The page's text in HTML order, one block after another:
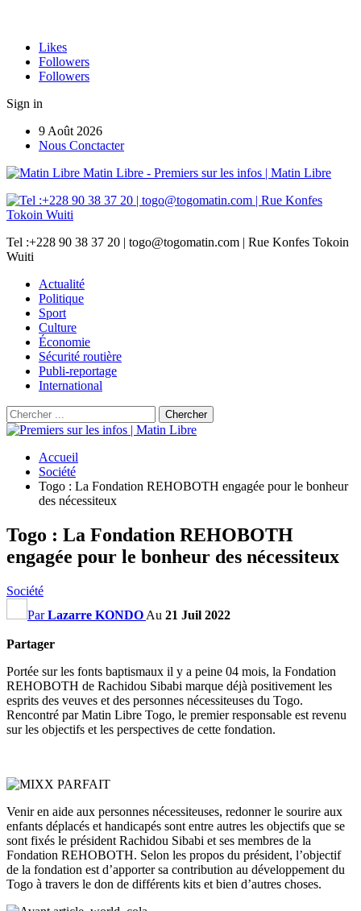
Likes
Followers
Followers
Sign in
9 Août 2026
Nous Conctacter
Matin Libre - Premiers sur les infos | Matin Libre
Tel :+228 90 38 37 20 | togo@togomatin.com | Rue Konfes Tokoin
Wuiti
Actualité
Politique
Sport
Culture
Économie
Sécurité routière
Publi-reportage
International
Accueil
Société
Togo : La Fondation REHOBOTH engagée pour le bonheur
des nécessiteux
Togo : La Fondation REHOBOTH
engagée pour le bonheur des nécessiteux
Société
ParLazarre KONDO Au 21 Juil 2022
Partager
Portée sur les fonts baptismaux il y a peine 04 mois, la Fondation
REHOBOTH de Rachidou Sibabi marque déjà positivement les
esprits des veuves et des personnes nécessiteuses du Togo.
Rencontré par Matin Libre Togo, le premier responsable est revenu
sur les objectifs et les perspectives de cette fondation.
Venir en aide aux personnes nécessiteuses, redonner le sourire aux
enfants déplacés et handicapés sont entre autres les objectifs que se
sont fixés le président Rachidou Sibabi et ses membres de la
Fondation REHOBOTH. Selon les propos du président, l’objectif
de la fondation est d’apporter sa contribution au développement du
Togo à travers le don de différents kits et bien d’autres choses.